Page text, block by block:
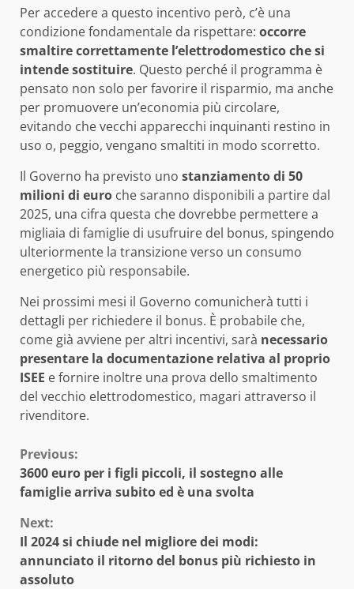
Per accedere a questo incentivo però, c’è una
condizione fondamentale da rispettare: occorre
smaltire correttamente l’elettrodomestico che si
intende sostituire. Questo perché il programma è
pensato non solo per favorire il risparmio, ma anche
per promuovere un’economia più circolare,
evitando che vecchi apparecchi inquinanti restino in
uso o, peggio, vengano smaltiti in modo scorretto.
Il Governo ha previsto uno stanziamento di 50
milioni di euro che saranno disponibili a partire dal
2025, una cifra questa che dovrebbe permettere a
migliaia di famiglie di usufruire del bonus, spingendo
ulteriormente la transizione verso un consumo
energetico più responsabile.
Nei prossimi mesi il Governo comunicherà tutti i
dettagli per richiedere il bonus. È probabile che,
come già avviene per altri incentivi, sarà necessario
presentare la documentazione relativa al proprio
ISEE e fornire inoltre una prova dello smaltimento
del vecchio elettrodomestico, magari attraverso il
rivenditore.
Continue
Reading
Previous:
3600 euro per i figli piccoli, il sostegno alle
famiglie arriva subito ed è una svolta
Next:
Il 2024 si chiude nel migliore dei modi:
annunciato il ritorno del bonus più richiesto in
assoluto